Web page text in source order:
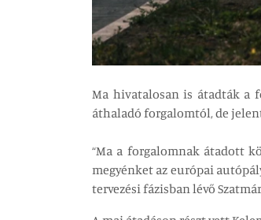
Ma hivatalosan is átadták a
áthaladó forgalomtól, de
“Ma a forgalomnak átadott
megyénket az európai
tervezési fázisban lévő